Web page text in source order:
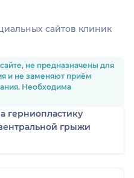
сайтов клиник
не предназначены для
и не заменяют приём
Необходима
герниопластику
грыжи